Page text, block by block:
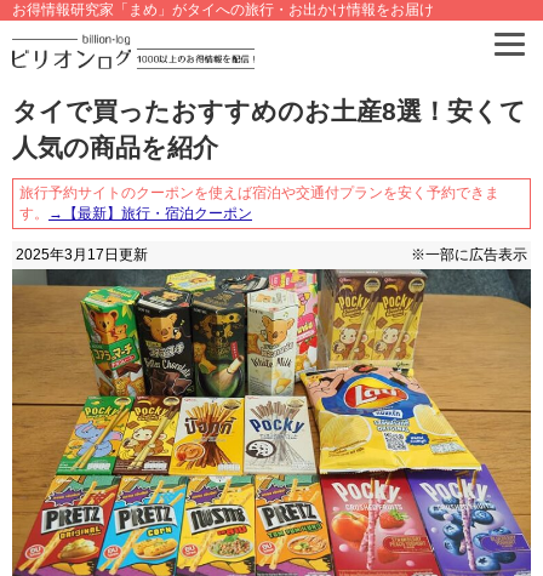
お得情報研究家「まめ」がタイへの旅行・お出かけ情報をお届け
タイで買ったおすすめのお土産8選！安くて
人気の商品を紹介
旅行予約サイトのクーポンを使えば宿泊や交通付プランを安く予約できま
す。
→【最新】旅行・宿泊クーポン
2025年3月17日 更新 ※一部に広告表示